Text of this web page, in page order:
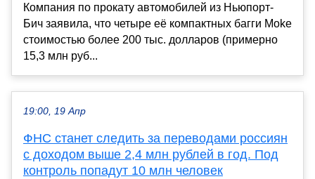
Компания по прокату автомобилей из Ньюпорт-
Бич заявила, что четыре её компактных багги Moke
стоимостью более 200 тыс. долларов (примерно
15,3 млн руб...
19:00, 19 Апр
ФНС станет следить за переводами россиян
с доходом выше 2,4 млн рублей в год. Под
контроль попадут 10 млн человек